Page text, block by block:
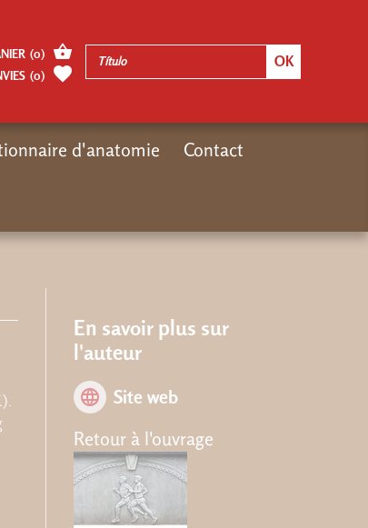
En savoir plus sur
l'auteur
Site web
Retour à l'ouvrage
(0)
(0)
d'anatomie Contact